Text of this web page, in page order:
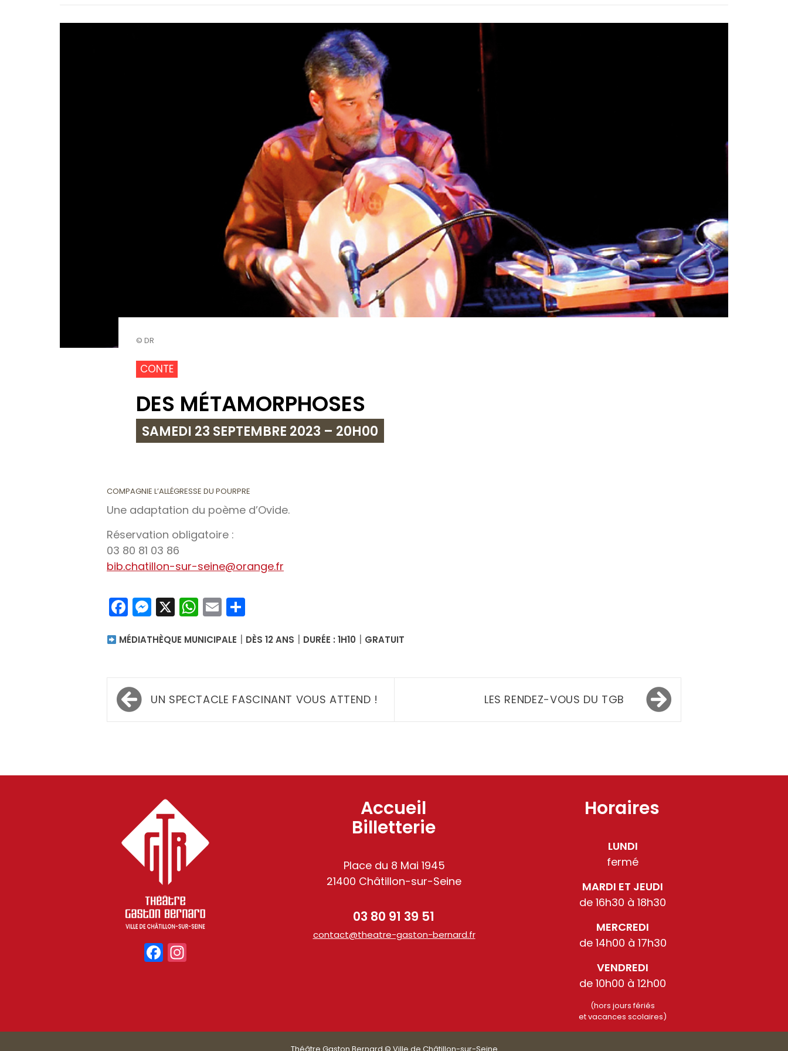
© DR
CONTE
DES MÉTAMORPHOSES
SAMEDI 23 SEPTEMBRE 2023 – 20H00
COMPAGNIE L’ALLÉGRESSE DU POURPRE
Une adaptation du poème d’Ovide.
Réservation obligatoire :
03 80 81 03 86
bib.chatillon-sur-seine@orange.fr
Facebook
Messenger
X WhatsApp
Email
MÉDIATHÈQUE MUNICIPALE | DÈS 12 ANS | DURÉE : 1H10 | GRATUIT
Navigation
de
UN SPECTACLE FASCINANT VOUS ATTEND ! LES RENDEZ-VOUS DU TGB
Facebook
Accueil
Billetterie
Place du 8 Mai 1945
21400 Châtillon-sur-Seine
03 80 91 39 51
contact@theatre-gaston-bernard.fr
Horaires
LUNDI
fermé
MARDI ET JEUDI
de 16h30 à 18h30
MERCREDI
de 14h00 à 17h30
VENDREDI
de 10h00 à 12h00
(hors jours fériés
et vacances scolaires)